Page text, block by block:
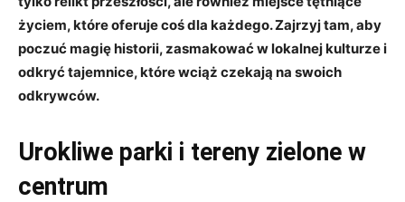
życiem, które oferuje coś dla każdego.⁣ Zajrzyj⁣ tam,⁣ aby
poczuć magię historii, zasmakować w lokalnej kulturze i⁣
odkryć tajemnice, które ‍wciąż‌ czekają ⁤na swoich
odkrywców.
Urokliwe parki i ‍tereny zielone w‌
centrum